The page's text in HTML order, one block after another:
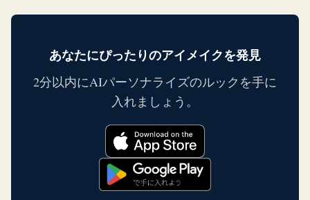
あなたにぴったりのアイメイクを発見
2分以内にAIパーソナライズのルックを手に
入れましょう。